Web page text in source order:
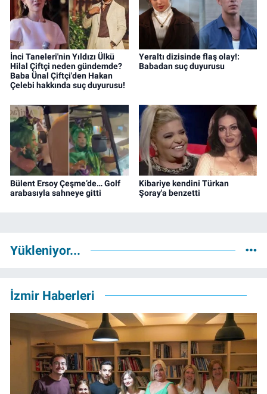
İnci Taneleri'nin Yıldızı Ülkü
Hilal Çiftçi neden gündemde?
Baba Ünal Çiftçi'den Hakan
Çelebi hakkında suç duyurusu!
Yeraltı dizisinde flaş olay!:
Babadan suç duyurusu
Bülent Ersoy Çeşme’de… Golf
arabasıyla sahneye gitti
Kibariye kendini Türkan
Şoray'a benzetti
Yükleniyor...
İzmir Haberleri